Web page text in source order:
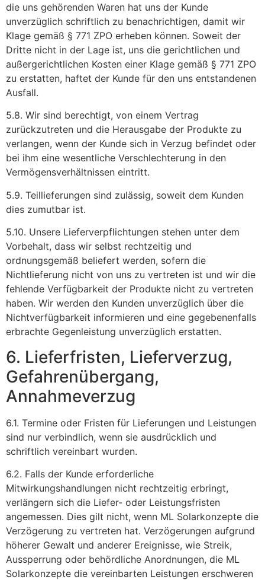
die uns gehörenden Waren hat uns der Kunde
unverzüglich schriftlich zu benachrichtigen, damit wir
Klage gemäß § 771 ZPO erheben können. Soweit der
Dritte nicht in der Lage ist, uns die gerichtlichen und
außergerichtlichen Kosten einer Klage gemäß § 771 ZPO
zu erstatten, haftet der Kunde für den uns entstandenen
Ausfall.
5.8. Wir sind berechtigt, von einem Vertrag
zurückzutreten und die Herausgabe der Produkte zu
verlangen, wenn der Kunde sich in Verzug befindet oder
bei ihm eine wesentliche Verschlechterung in den
Vermögensverhältnissen eintritt.
5.9. Teillieferungen sind zulässig, soweit dem Kunden
dies zumutbar ist.
5.10. Unsere Lieferverpflichtungen stehen unter dem
Vorbehalt, dass wir selbst rechtzeitig und
ordnungsgemäß beliefert werden, sofern die
Nichtlieferung nicht von uns zu vertreten ist und wir die
fehlende Verfügbarkeit der Produkte nicht zu vertreten
haben. Wir werden den Kunden unverzüglich über die
Nichtverfügbarkeit informieren und eine gegebenenfalls
erbrachte Gegenleistung unverzüglich erstatten.
6. Lieferfristen, Lieferverzug,
Gefahrenübergang,
Annahmeverzug
6.1. Termine oder Fristen für Lieferungen und Leistungen
sind nur verbindlich, wenn sie ausdrücklich und
schriftlich vereinbart wurden.
6.2. Falls der Kunde erforderliche
Mitwirkungshandlungen nicht rechtzeitig erbringt,
verlängern sich die Liefer- oder Leistungsfristen
angemessen. Dies gilt nicht, wenn ML Solarkonzepte die
Verzögerung zu vertreten hat. Verzögerungen aufgrund
höherer Gewalt und anderer Ereignisse, wie Streik,
Aussperrung oder behördliche Anordnungen, die ML
Solarkonzepte die vereinbarten Leistungen erschweren